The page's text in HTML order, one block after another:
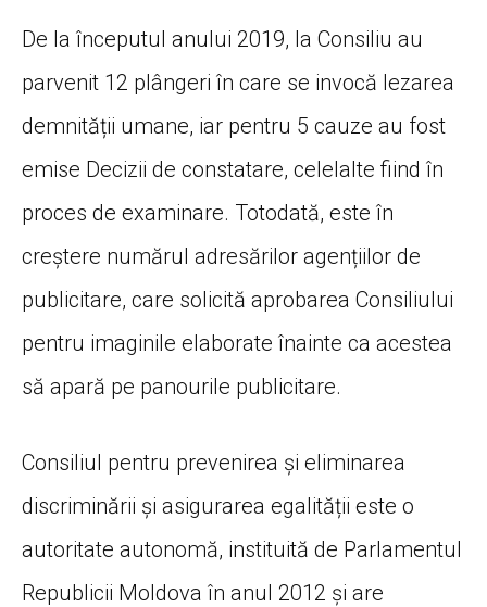
De la începutul anului 2019, la Consiliu au
parvenit 12 plângeri în care se invocă lezarea
demnității umane, iar pentru 5 cauze au fost
emise Decizii de constatare, celelalte fiind în
proces de examinare. Totodată, este în
creștere numărul adresărilor agențiilor de
publicitare, care solicită aprobarea Consiliului
pentru imaginile elaborate înainte ca acestea
să apară pe panourile publicitare.
Consiliul pentru prevenirea și eliminarea
discriminării și asigurarea egalității este o
autoritate autonomă, instituită de Parlamentul
Republicii Moldova în anul 2012 și are